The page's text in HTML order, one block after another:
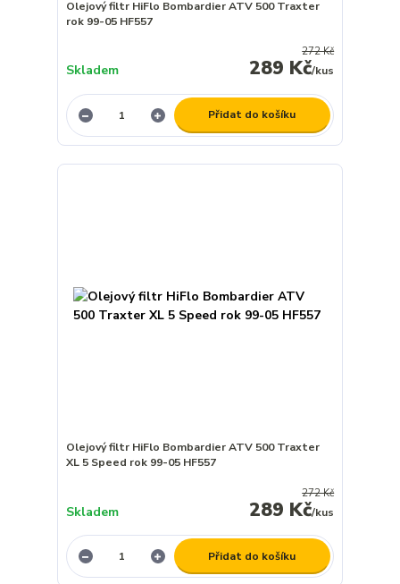
Olejový filtr HiFlo Bombardier ATV 500 Traxter
rok 99-05 HF557
272 Kč
289 Kč/kus
Skladem
Přidat do košíku
Olejový filtr HiFlo Bombardier ATV 500 Traxter
XL 5 Speed rok 99-05 HF557
272 Kč
289 Kč/kus
Skladem
Přidat do košíku